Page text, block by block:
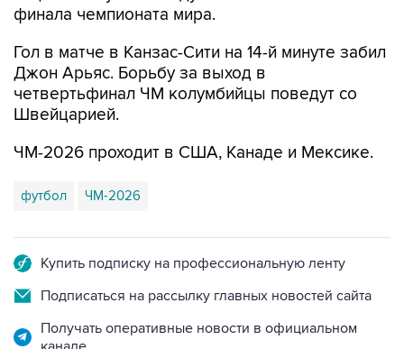
финала чемпионата мира.
Гол в матче в Канзас-Сити на 14-й минуте забил
Джон Арьяс. Борьбу за выход в
четвертьфинал ЧМ колумбийцы поведут со
Швейцарией.
ЧМ-2026 проходит в США, Канаде и Мексике.
футбол ЧМ-2026
Купить подписку на профессиональную ленту
Подписаться на рассылку главных новостей сайта
Получать оперативные новости в официальном